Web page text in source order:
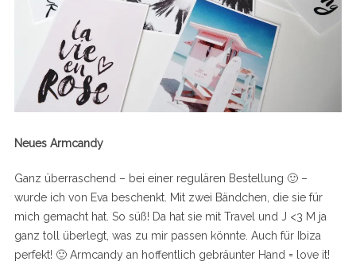
Neues Armcandy
Ganz überraschend – bei einer regulären Bestellung 🙂 –
wurde ich von Eva beschenkt. Mit zwei Bändchen, die sie für
mich gemacht hat. So süß! Da hat sie mit Travel und J <3 M ja
ganz toll überlegt, was zu mir passen könnte. Auch für Ibiza
perfekt! 🙂 Armcandy an hoffentlich gebräunter Hand = love it!